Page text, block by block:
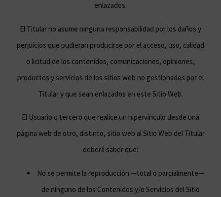
enlazados.
El Titular no asume ninguna responsabilidad por los daños y
perjuicios que pudieran producirse por el acceso, uso, calidad
o licitud de los contenidos, comunicaciones, opiniones,
productos y servicios de los sitios web no gestionados por el
Titular y que sean enlazados en este Sitio Web.
El Usuario o tercero que realice un hipervínculo desde una
página web de otro, distinto, sitio web al Sitio Web del Titular
deberá saber que:
No se permite la reproducción —total o parcialmente—
de ninguno de los Contenidos y/o Servicios del Sitio